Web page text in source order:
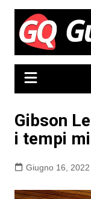
Salta
contenuto
Gibson
i tempi
Giugno 16, 2022